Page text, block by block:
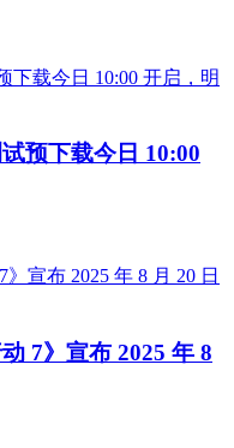
预下载今日 10:00
7》宣布 2025 年 8